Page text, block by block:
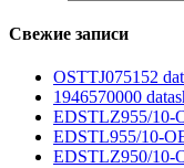
Свежие записи
OSTTJ075152
1946570000
EDSTLZ955/10-
EDSTL955/10-
EDSTLZ950/10-